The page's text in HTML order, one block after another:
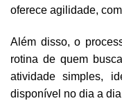
oferece agilidade,
Além disso, o
rotina de quem
atividade simples,
disponível no dia a